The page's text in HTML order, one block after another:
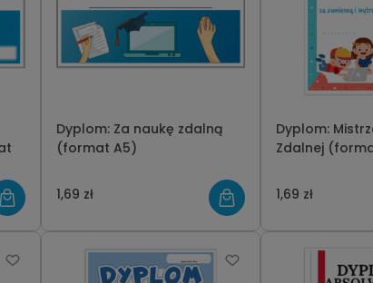
Dyplom: Za naukę zdalną
(format A5)
1,69 zł
Dyplom:
Zdalnej
1,69 zł